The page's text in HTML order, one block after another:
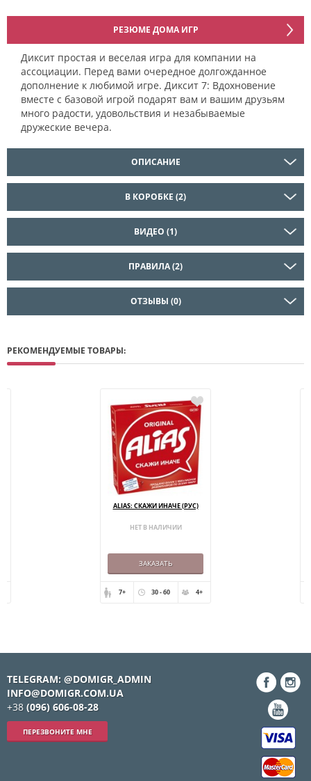
РЕЗЮМЕ ДОМА ИГР
Диксит простая и веселая игра для компании на
ассоциации. Перед вами очередное долгожданное
дополнение к любимой игре. Диксит 7: Вдохновение
вместе с базовой игрой подарят вам и вашим друзьям
много радости, удовольствия и незабываемые
дружеские вечера.
ОПИСАНИЕ
В КОРОБКЕ (2)
ВИДЕО (1)
ПРАВИЛА (2)
ОТЗЫВЫ (0)
РЕКОМЕНДУЕМЫЕ ТОВАРЫ:
ALIAS: СКАЖИ ИНАЧЕ (РУС)
НЕТ В НАЛИЧИИ
ЗАКАЗАТЬ
7+ 30 - 60 4+
TELEGRAM: @DOMIGR_ADMIN
INFO@DOMIGR.COM.UA
+38 (096) 606-08-28
ПЕРЕЗВОНИТЕ МНЕ